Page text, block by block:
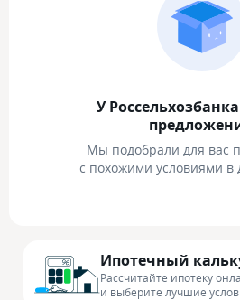
У
Мы подобрали для вас
с похожими условиями в
Ипотечный
Рассчитайте ипотеку
и выберите лучшие